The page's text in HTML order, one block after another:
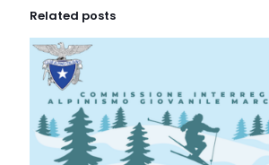
Related posts